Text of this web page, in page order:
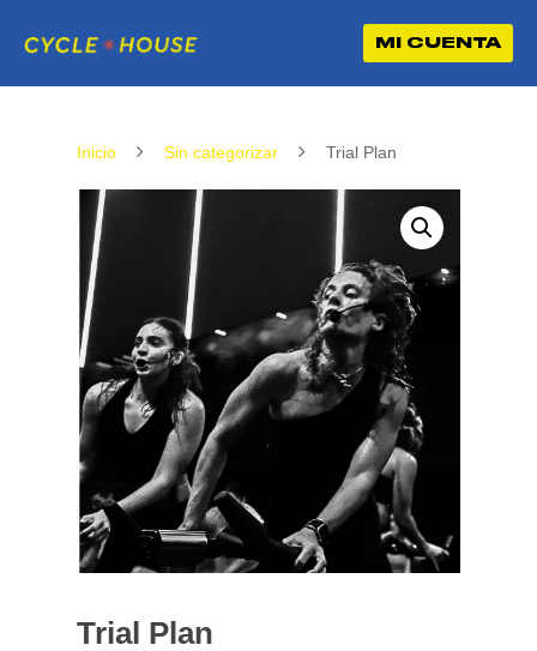
MI CUENTA
Inicio Sin categorizar Trial Plan
Trial Plan